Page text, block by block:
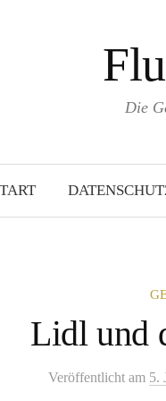
Die
Lidl und
Veröffentlicht am 5.